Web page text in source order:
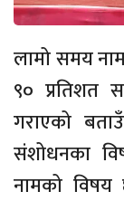
लामो समय
९० प्रतिशत
गराएको
संशोधनका
नामको विषय